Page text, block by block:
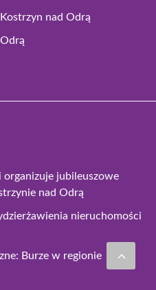
nad Odrą
organizuje jubileuszowe
nad Odrą
nieruchomości
Burze w regionie